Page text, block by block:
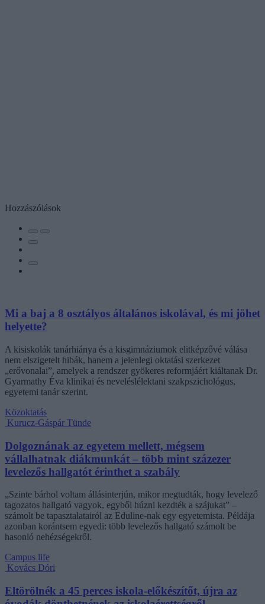
Hozzászólások
Mi a baj a 8 osztályos általános iskolával, és mi jöhet
helyette?
A kisiskolák tanárhiánya és a kisgimnáziumok elitképzővé válása
nem elszigetelt hibák, hanem a jelenlegi oktatási szerkezet
„erővonalai”, amelyek a rendszer gyökeres reformjáért kiáltanak Dr.
Gyarmathy Éva klinikai és neveléslélektani szakpszichológus,
egyetemi tanár szerint.
Közoktatás
Kurucz-Gáspár Tünde
Dolgoznának az egyetem mellett, mégsem
vállalhatnak diákmunkát – több mint százezer
levelezős hallgatót érinthet a szabály
„Szinte bárhol voltam állásinterjún, mikor megtudták, hogy levelező
tagozatos hallgató vagyok, egyből húzni kezdték a szájukat” –
számolt be tapasztalatairól az Eduline-nak egy egyetemista. Példája
azonban korántsem egyedi: több levelezős hallgató számolt be
hasonló nehézségekről.
Campus life
Kovács Dóri
Eltörölnék a 45 perces iskola-előkészítőt, újra az